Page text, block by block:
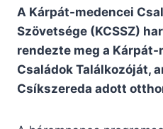
A Kárpát-medencei
Szövetsége (KCSSZ)
rendezte meg a
Családok Találkozóját,
Csíkszereda adott